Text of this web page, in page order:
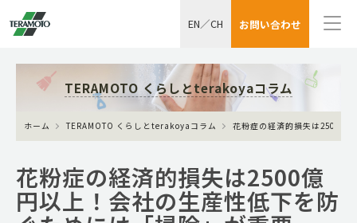
お問い合わせ
EN／CH
TERAMOTO くらしとterakoyaコラム
ホーム TERAMOTO くらしとterakoyaコラム 花粉症の経済的損失は2500億
花粉症の経済的損失は2500億
円以上！会社の生産性低下を防